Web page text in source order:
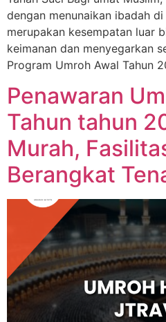
dengan menunaikan ibadah
merupakan kesempatan luar
keimanan dan menyegarkan
Program Umroh Awal Tahun
Penawaran
Tahun tahun
Murah,
Berangkat